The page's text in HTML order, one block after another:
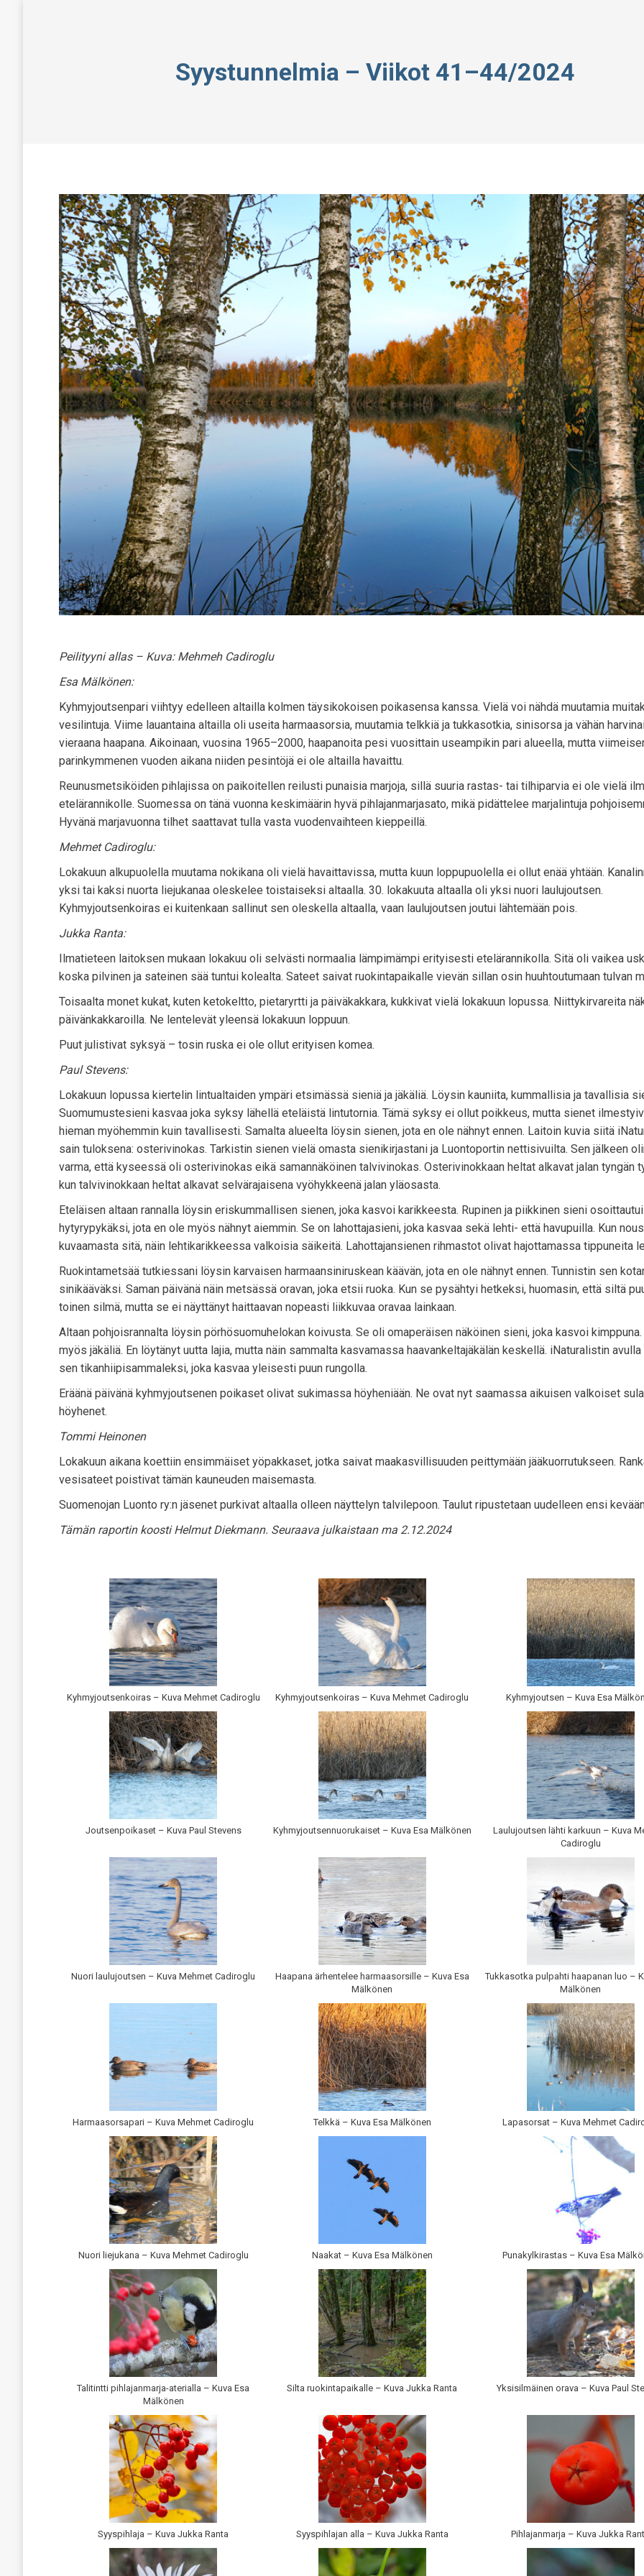
Syystunnelmia – Viikot 41–44/2024
Peilityyni allas – Kuva: Mehmeh Cadiroglu
Esa Mälkönen:
Kyhmyjoutsenpari viihtyy edelleen altailla kolmen täysikokoisen poikasensa kanssa. Vielä voi nähdä muutamia
vesilintuja. Viime lauantaina altailla oli useita harmaasorsia, muutamia telkkiä ja tukkasotkia, sinisorsa ja vähän
vieraana haapana. Aikoinaan, vuosina 1965–2000, haapanoita pesi vuosittain useampikin pari alueella, mutta
parinkymmenen vuoden aikana niiden pesintöjä ei ole altailla havaittu.
Reunusmetsiköiden pihlajissa on paikoitellen reilusti punaisia marjoja, sillä suuria rastas- tai tilhiparvia ei ole vielä
etelärannikolle. Suomessa on tänä vuonna keskimäärin hyvä pihlajanmarjasato, mikä pidättelee marjalintuja
Hyvänä marjavuonna tilhet saattavat tulla vasta vuodenvaihteen kieppeillä.
Mehmet Cadiroglu:
Lokakuun alkupuolella muutama nokikana oli vielä havaittavissa, mutta kuun loppupuolella ei ollut enää yhtään.
yksi tai kaksi nuorta liejukanaa oleskelee toistaiseksi altaalla. 30. lokakuuta altaalla oli yksi nuori laulujoutsen.
Kyhmyjoutsenkoiras ei kuitenkaan sallinut sen oleskella altaalla, vaan laulujoutsen joutui lähtemään pois.
Jukka Ranta:
Ilmatieteen laitoksen mukaan lokakuu oli selvästi normaalia lämpimämpi erityisesti etelärannikolla. Sitä oli vaikea
koska pilvinen ja sateinen sää tuntui kolealta. Sateet saivat ruokintapaikalle vievän sillan osin huuhtoutumaan tulvan
Toisaalta monet kukat, kuten ketokeltto, pietaryrtti ja päiväkakkara, kukkivat vielä lokakuun lopussa. Niittykirvareita
päivänkakkaroilla. Ne lentelevät yleensä lokakuun loppuun.
Puut julistivat syksyä – tosin ruska ei ole ollut erityisen komea.
Paul Stevens:
Lokakuun lopussa kiertelin lintualtaiden ympäri etsimässä sieniä ja jäkäliä. Löysin kauniita, kummallisia ja tavallisia
Suomumustesieni kasvaa joka syksy lähellä eteläistä lintutornia. Tämä syksy ei ollut poikkeus, mutta sienet
hieman myöhemmin kuin tavallisesti. Samalta alueelta löysin sienen, jota en ole nähnyt ennen. Laitoin kuvia siitä
sain tuloksena: osterivinokas. Tarkistin sienen vielä omasta sienikirjastani ja Luontoportin nettisivuilta. Sen jälkeen
varma, että kyseessä oli osterivinokas eikä samannäköinen talvivinokas. Osterivinokkaan heltat alkavat jalan tyngän
kun talvivinokkaan heltat alkavat selvärajaisena vyöhykkeenä jalan yläosasta.
Eteläisen altaan rannalla löysin eriskummallisen sienen, joka kasvoi karikkeesta. Rupinen ja piikkinen sieni osoittautui
hytyrypykäksi, jota en ole myös nähnyt aiemmin. Se on lahottajasieni, joka kasvaa sekä lehti- että havupuilla. Kun
kuvaamasta sitä, näin lehtikarikkeessa valkoisia säikeitä. Lahottajansienen rihmastot olivat hajottamassa tippuneita
Ruokintametsää tutkiessani löysin karvaisen harmaansiniruskean käävän, jota en ole nähnyt ennen. Tunnistin sen
sinikääväksi. Saman päivänä näin metsässä oravan, joka etsii ruoka. Kun se pysähtyi hetkeksi, huomasin, että siltä
toinen silmä, mutta se ei näyttänyt haittaavan nopeasti liikkuvaa oravaa lainkaan.
Altaan pohjoisrannalta löysin pörhösuomuhelokan koivusta. Se oli omaperäisen näköinen sieni, joka kasvoi
myös jäkäliä. En löytänyt uutta lajia, mutta näin sammalta kasvamassa haavankeltajäkälän keskellä. iNaturalistin
sen tikanhiipisammaleksi, joka kasvaa yleisesti puun rungolla.
Eräänä päivänä kyhmyjoutsenen poikaset olivat sukimassa höyheniään. Ne ovat nyt saamassa aikuisen valkoiset
höyhenet.
Tommi Heinonen
Lokakuun aikana koettiin ensimmäiset yöpakkaset, jotka saivat maakasvillisuuden peittymään jääkuorrutukseen.
vesisateet poistivat tämän kauneuden maisemasta.
Suomenojan Luonto ry:n jäsenet purkivat altaalla olleen näyttelyn talvilepoon. Taulut ripustetaan uudelleen ensi
Tämän raportin koosti Helmut Diekmann. Seuraava julkaistaan ma 2.12.2024
Kyhmyjoutsenkoiras – Kuva Mehmet Cadiroglu Kyhmyjoutsenkoiras – Kuva Mehmet Cadiroglu Kyhmyjoutsen – Kuva Esa
Joutsenpoikaset – Kuva Paul Stevens Kyhmyjoutsennuorukaiset – Kuva Esa Mälkönen
Laulujoutsen lähti karkuun – Kuva
Cadiroglu
Nuori laulujoutsen – Kuva Mehmet Cadiroglu
Haapana ärhentelee harmaasorsille – Kuva Esa
Mälkönen
Tukkasotka pulpahti haapanan luo –
Mälkönen
Harmaasorsapari – Kuva Mehmet Cadiroglu Telkkä – Kuva Esa Mälkönen Lapasorsat – Kuva Mehmet
Nuori liejukana – Kuva Mehmet Cadiroglu Naakat – Kuva Esa Mälkönen Punakylkirastas – Kuva Esa
Talitintti pihlajanmarja-aterialla – Kuva Esa
Mälkönen
Silta ruokintapaikalle – Kuva Jukka Ranta Yksisilmäinen orava – Kuva Paul
Syyspihlaja – Kuva Jukka Ranta Syyspihlajan alla – Kuva Jukka Ranta Pihlajanmarja – Kuva Jukka